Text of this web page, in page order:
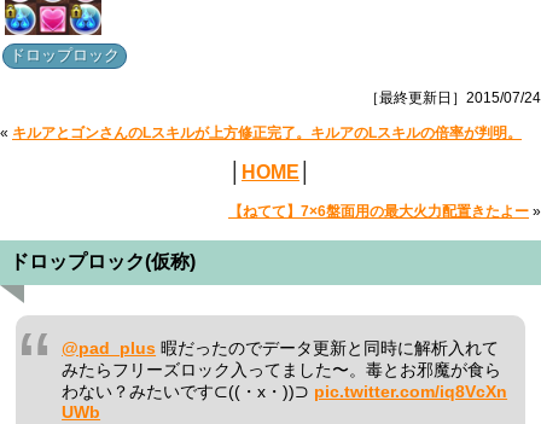
ドロップロック
［最終更新日］2015/07/24
« キルアとゴンさんのLスキルが上方修正完了。キルアのLスキルの倍率が判明。
HOME
【ねてて】7×6盤面用の最大火力配置きたよー »
ドロップロック(仮称)
@pad_plus 暇だったのでデータ更新と同時に解析入れて
みたらフリーズロック入ってました〜。毒とお邪魔が食ら
わない？みたいです⊂((・x・))⊃ pic.twitter.com/iq8VcXn
UWb